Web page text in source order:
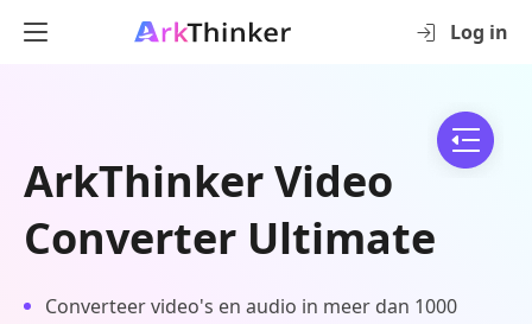
Log in
ArkThinker Video
Converter Ultimate
Converteer video's en audio in meer dan 1000